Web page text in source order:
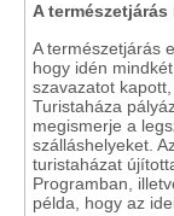
A
A természetjárás
hogy idén
szavazatot
Turistaháza
megismerje a
szálláshelyeket.
turistaházat
Programban,
példa, hogy az